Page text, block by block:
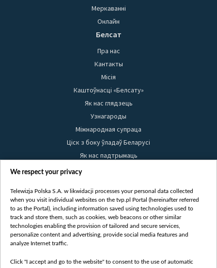
Меркаванні
Онлайн
Белсат
Пра нас
Кантакты
Місія
Каштоўнасці «Белсату»
Як нас глядзець
Узнагароды
Міжнародная супраца
Ціск з боку ўладаў Беларусі
Як нас падтрымаць
Правілы выкарыстання матэрыялаў
Бяспека
Youtube
Белсат news
Белсат Shorts
Жэстачайшы мульт
We respect your privacy
Telewizja Polska S.A. w likwidacji processes your personal data collected
when you visit individual websites on the tvp.pl Portal (hereinafter referred
to as the Portal), including information saved using technologies used to
track and store them, such as cookies, web beacons or other similar
technologies enabling the provision of tailored and secure services,
personalize content and advertising, provide social media features and
analyze Internet traffic.
Click "I accept and go to the website" to consent to the use of automatic